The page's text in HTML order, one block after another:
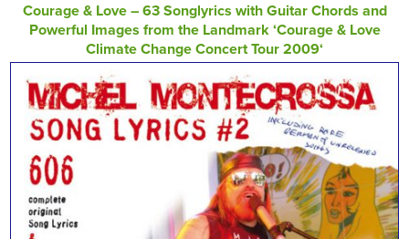
Courage & Love – 63 Songlyrics with Guitar Chords and
Powerful Images from the Landmark ‘Courage & Love
Climate Change Concert Tour 2009‘